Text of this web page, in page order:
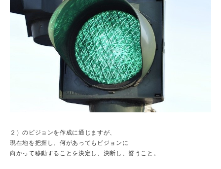
２）のビジョンを作成に通じますが、
現在地を把握し、何があってもビジョンに
向かって移動することを決定し、決断し、誓うこと。